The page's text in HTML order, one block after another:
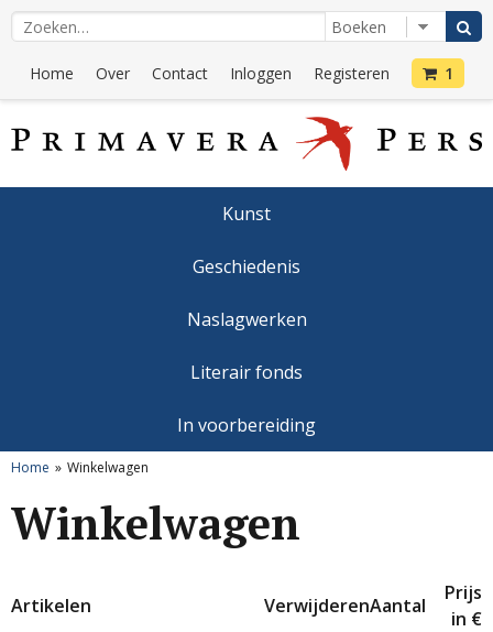
Home Over Contact Inloggen Registeren 1
Kunst
Geschiedenis
Naslagwerken
Literair fonds
In voorbereiding
Home Winkelwagen
Winkelwagen
Artikelen VerwijderenAantal
Prijs
in €